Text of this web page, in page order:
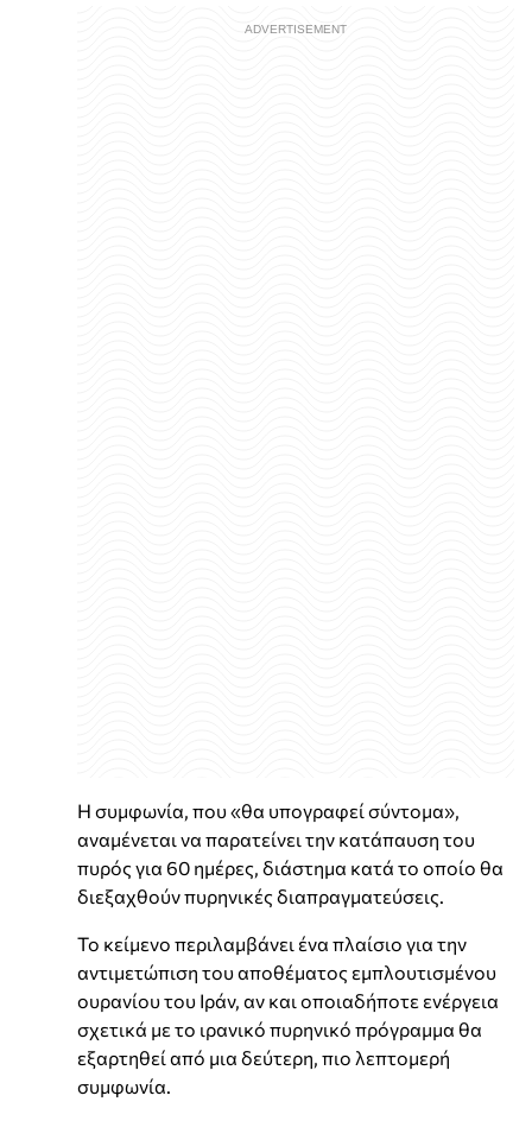
Η συμφωνία, που «θα υπογραφεί σύντομα»,
αναμένεται να παρατείνει την κατάπαυση του
πυρός για 60 ημέρες, διάστημα κατά το οποίο θα
διεξαχθούν πυρηνικές διαπραγματεύσεις.
Το κείμενο περιλαμβάνει ένα πλαίσιο για την
αντιμετώπιση του αποθέματος εμπλουτισμένου
ουρανίου του Ιράν, αν και οποιαδήποτε ενέργεια
σχετικά με το ιρανικό πυρηνικό πρόγραμμα θα
εξαρτηθεί από μια δεύτερη, πιο λεπτομερή
συμφωνία.